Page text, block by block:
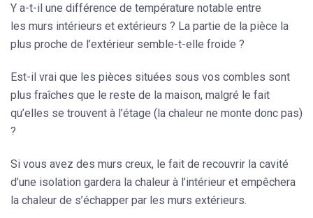
Y a-t-il une différence de température notable entre
les murs intérieurs et extérieurs ? La partie de la pièce la
plus proche de l’extérieur semble-t-elle froide ?
Est-il vrai que les pièces situées sous vos combles sont
plus fraîches que le reste de la maison, malgré le fait
qu’elles se trouvent à l’étage (la chaleur ne monte donc pas)
?
Si vous avez des murs creux, le fait de recouvrir la cavité
d’une isolation gardera la chaleur à l’intérieur et empêchera
la chaleur de s’échapper par les murs extérieurs.